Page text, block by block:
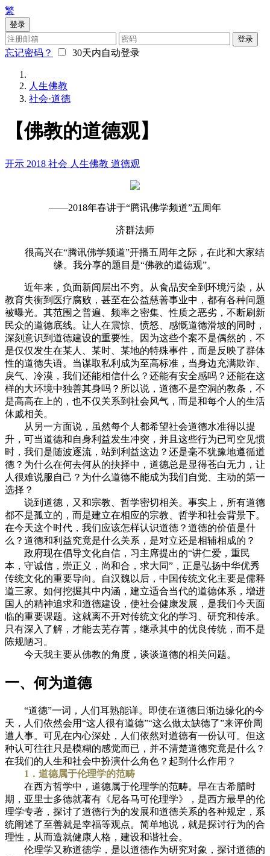
繁
登录
登录
忘记密码？ 30天内自动登录
人生佛教
社会·道德
【佛教的道德观】
开示 2018 社会 人生佛教 道德观
——2018年春讲于“腾讯佛学频道”五周年
济群法师
很高兴在“腾讯佛学频道”开播五周年之际，在此和大家结
缘。我分享的题目是“佛教的道德观”。
近年来，负面新闻层出不穷。从食品安全到环境污染，从
教育失衡到医疗腐败，甚至在公益慈善事业中，都有各种问题
被曝光。其范围之普遍、频率之密集、性质之恶劣，不断刷新
民众的道德底线。让人在震惊、愤怒、感慨道德滑坡的同时，
深刻意识到道德建设的重要性。因为这些个案不是偶然的，不
是仅仅发生在某人、某时、某地的特殊事件，而是反映了群体
性的道德失语。当谋取私利成为至高标准，当身边充满欺诈、
戾气、冷漠，我们还能相信什么？还能有安全感吗？还能在这
样的大环境中独善其身吗？所以说，道德不是空洞的教条，不
是高高在上的，也不仅关系到社会风气，而是和每个人的生活
休戚相关。
从另一方面说，虽然每个人都希望社会道德水准得以提
升，可当道德和自身利益发生冲突，并且这些行为已司空见惯
时，我们是随波逐流，站到利益这边？还是毫不犹豫地遵循道
德？为什么在何去何从的抉择中，道德总是显得苍白无力，让
人很难说服自己？为什么道德不能成为我们自觉、主动的第一
选择？
说到道德，又和宗教、哲学密切相关。事实上，所有道德
都不是孤立的，而是建立在相应的宗教、哲学和社会背景下。
在今天这个时代，我们应该怎样认识道德？道德的价值是什
么？道德和利益究竟是什么关系，是对立还是相辅相成的？
政府现在倡导文化自信，习主席提出的“讲仁爱，重民
本，守诚信，崇正义，尚和合，求大同”，正是弘扬中华优秀
传统文化的重要导向。自汉魏以后，中国传统文化主要是儒释
道三家。如何挖掘其中内涵，建立适合当代的道德体系，增进
国人的精神追求和道德建设，使社会健康发展，是我们今天面
临的重要课题。这就离不开对传统文化的学习、研究和传承。
只有深入了解，才能去芜存菁，继承其中的优良传统，而不是
陈规陋习。
今天我主要从佛教的角度，谈谈道德的相关问题。
一、何为道德
“道德”一词，人们耳熟能详。即使在道德日渐边缘化的今
天，人们依然会用“这人很有道德”“这么做太缺德了”来评价周
遭人事。可见在内心深处，人们依然对道德有一份认可。但这
种认可往往只是模糊的感觉而已，并不清楚道德究竟是什么？
在我们的人生和社会中扮演什么角色？起到什么作用？
1．道德属于伦理学的范畴
在西方哲学中，道德属于伦理学的范畴。早在古希腊时
期，亚里士多德就著有《尼各马可伦理学》，是西方最早的伦
理学专著，探讨了道德行为的发展和道德关系的各种规定，系
统阐述了至善就是幸福等观点。简单地说，就是探讨行为的合
理性，从而造就健康人格，建设和谐社会。
伦理学又称道德学，是以道德作为研究对象，探讨道德的